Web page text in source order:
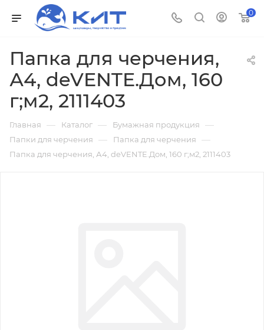
0
Папка для черчения,
А4, deVENTE.Дом, 160
г;м2, 2111403
Главная — Каталог — Бумажная продукция —
Папки для черчения — Папка для черчения —
Папка для черчения, А4, deVENTE.Дом, 160 г;м2, 2111403